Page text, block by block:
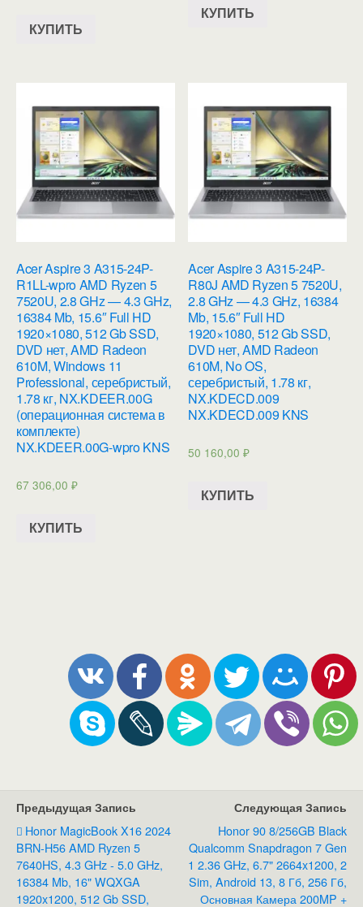
КУПИТЬ
КУПИТЬ
Acer Aspire 3 A315-24P-
R1LL-wpro AMD Ryzen 5
7520U, 2.8 GHz — 4.3 GHz,
16384 Mb, 15.6″ Full HD
1920×1080, 512 Gb SSD,
DVD нет, AMD Radeon
610M, Windows 11
Professional, серебристый,
1.78 кг, NX.KDEER.00G
(операционная система в
комплекте)
NX.KDEER.00G-wpro KNS
67 306,00 ₽
КУПИТЬ
Acer Aspire 3 A315-24P-
R80J AMD Ryzen 5 7520U,
2.8 GHz — 4.3 GHz, 16384
Mb, 15.6″ Full HD
1920×1080, 512 Gb SSD,
DVD нет, AMD Radeon
610M, No OS,
серебристый, 1.78 кг,
NX.KDECD.009
NX.KDECD.009 KNS
50 160,00₽
КУПИТЬ
Предыдущая Запись
Honor MagicBook X16 2024
BRN-H56 AMD Ryzen 5
7640HS, 4.3 GHz - 5.0 GHz,
16384 Mb, 16" WQXGA
1920x1200, 512 Gb SSD,
Следующая Запись
Honor 90 8/256GB Black
Qualcomm Snapdragon 7 Gen
1 2.36 GHz, 6.7" 2664x1200, 2
Sim, Android 13, 8 Гб, 256 Гб,
Основная Камера 200MP +